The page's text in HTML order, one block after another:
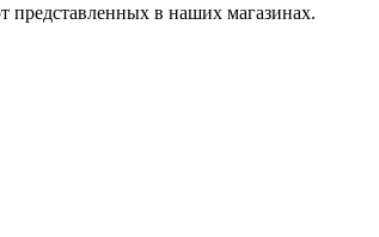
представленных в наших магазинах.